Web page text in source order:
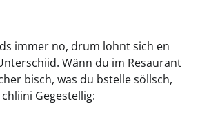
immer no, drum lohnt sich en
Wänn du im Resaurant
bisch, was du bstelle söllsch,
Gegestellig: